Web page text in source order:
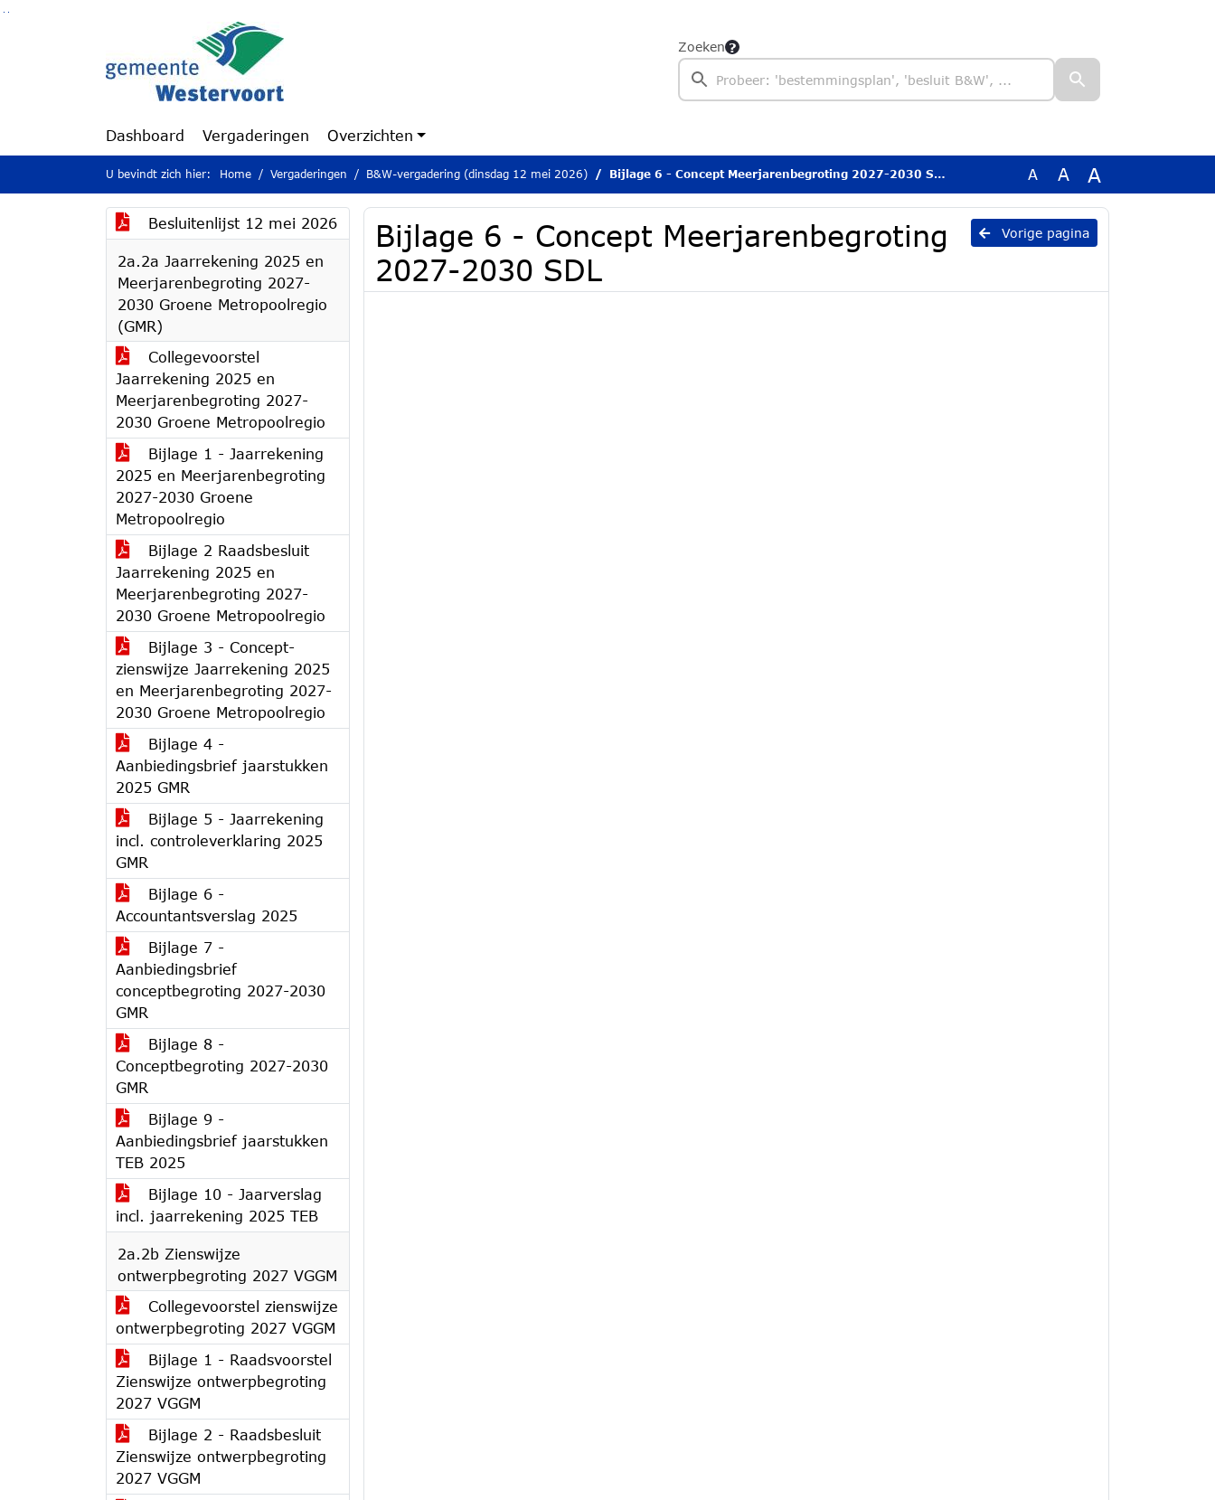
Ga naar de inhoud van deze pagina
Zoeken
Dashboard Vergaderingen Overzichten
U bevindt zich hier: Home Vergaderingen B&W-vergadering (dinsdag 12 mei 2026) Bijlage 6 - Concept Meerjarenbegroting 2027-2030 SDL A A A
Besluitenlijst 12 mei 2026
2a.2a Jaarrekening 2025 en
Meerjarenbegroting 2027-
2030 Groene Metropoolregio
(GMR)
Collegevoorstel
Jaarrekening 2025 en
Meerjarenbegroting 2027-
2030 Groene Metropoolregio
Bijlage 1 - Jaarrekening
2025 en Meerjarenbegroting
2027-2030 Groene
Metropoolregio
Bijlage 2 Raadsbesluit
Jaarrekening 2025 en
Meerjarenbegroting 2027-
2030 Groene Metropoolregio
Bijlage 3 - Concept-
zienswijze Jaarrekening 2025
en Meerjarenbegroting 2027-
2030 Groene Metropoolregio
Bijlage 4 -
Aanbiedingsbrief jaarstukken
2025 GMR
Bijlage 5 - Jaarrekening
incl. controleverklaring 2025
GMR
Bijlage 6 -
Accountantsverslag 2025
Bijlage 7 -
Aanbiedingsbrief
conceptbegroting 2027-2030
GMR
Bijlage 8 -
Conceptbegroting 2027-2030
GMR
Bijlage 9 -
Aanbiedingsbrief jaarstukken
TEB 2025
Bijlage 10 - Jaarverslag
incl. jaarrekening 2025 TEB
2a.2b Zienswijze
ontwerpbegroting 2027 VGGM
Collegevoorstel zienswijze
ontwerpbegroting 2027 VGGM
Bijlage 1 - Raadsvoorstel
Zienswijze ontwerpbegroting
2027 VGGM
Bijlage 2 - Raadsbesluit
Zienswijze ontwerpbegroting
2027 VGGM
Vorige pagina
Bijlage 6 - Concept Meerjarenbegroting
2027-2030 SDL